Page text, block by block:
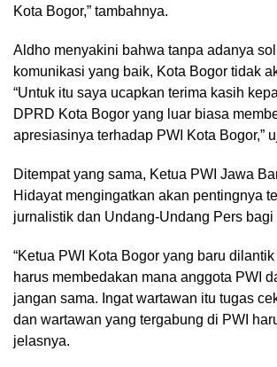
Kota Bogor,” tambahnya.
Aldho menyakini bahwa tanpa adanya
komunikasi yang baik, Kota Bogor tidak
“Untuk itu saya ucapkan terima kasih
DPRD Kota Bogor yang luar biasa
apresiasinya terhadap PWI Kota Bogor,”
Ditempat yang sama, Ketua PWI Jawa
Hidayat mengingatkan akan pentingnya
jurnalistik dan Undang-Undang Pers bagi
“Ketua PWI Kota Bogor yang baru
harus membedakan mana anggota PWI
jangan sama. Ingat wartawan itu tugas
dan wartawan yang tergabung di PWI
jelasnya.